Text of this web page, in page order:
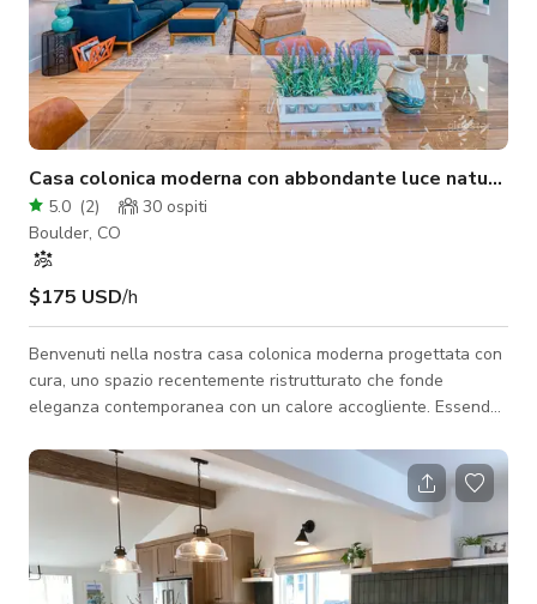
Casa colonica moderna con abbondante luce naturale
5.0 (2) 30 ospiti
Boulder, CO
$175 USD/h
Benvenuti nella nostra casa colonica moderna progettata con
cura, uno spazio recentemente ristrutturato che fonde
eleganza contemporanea con un calore accogliente. Essendo
curato per comfort e funzionalità, creando un'estetica vissuta
ma raffinata. Con un ampio open space, questa casa con 4
camere da letto e 4 bagni è progettata per un flusso e una
connessione senza sforzo. La cucina dello chef, completa di
elettrodomestici di